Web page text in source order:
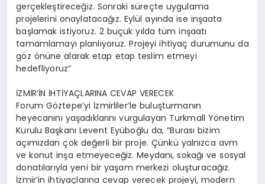
gerçekleştireceğiz. Sonraki süreçte uygulama
projelerini onaylatacağız. Eylül ayında ise inşaata
başlamak istiyoruz. 2 buçuk yılda tüm inşaatı
tamamlamayı planlıyoruz. Projeyi ihtiyaç durumunu da
göz önüne alarak etap etap teslim etmeyi
hedefliyoruz”
İZMİR’İN İHTİYAÇLARINA CEVAP VERECEK
Forum Göztepe’yi İzmirliler’le buluşturmanın
heyecanını yaşadıklarını vurgulayan Turkmall Yönetim
Kurulu Başkanı Levent Eyüboğlu da, “Burası bizim
açımızdan çok değerli bir proje. Çünkü yalnızca avm
ve konut inşa etmeyeceğiz. Meydanı, sokağı ve sosyal
donatılarıyla yeni bir yaşam merkezi oluşturacağız.
İzmir’in ihtiyaçlarına cevap verecek projeyi, modern